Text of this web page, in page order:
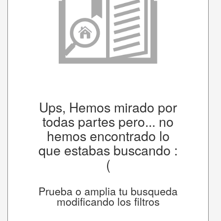
Ups, Hemos mirado por
todas partes pero... no
hemos encontrado lo
que estabas buscando :
(
Prueba o amplia tu busqueda
modificando los filtros